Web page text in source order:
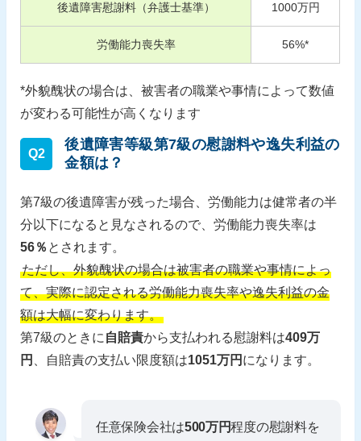
後遺障害慰謝料（弁護士基準） 1000万円
労働能力喪失率 56%*
*外貌醜状の場合は、被害者の職業や事情によって数値
が変わる可能性が高くなります
Q2
後遺障害等級第7級の慰謝料や逸失利益の
金額は？
第7級の後遺障害が残った場合、労働能力は健常者の半
分以下になると見なされるので、労働能力喪失率は
56％ とされます。
ただし、外貌醜状の場合は被害者の職業や事情によっ
て、実際に認定される労働能力喪失率や逸失利益の金
額は大幅に変わります。
第7級のときに 自賠責から支払われる慰謝料は409万
円
、自賠責の支払い限度額は1051万円 になります。
任意保険会社は500万円程度の慰謝料を